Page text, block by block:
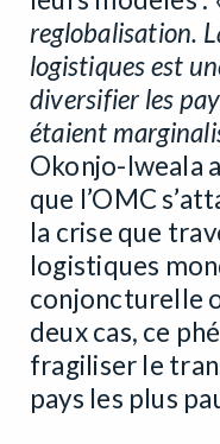
reglobalisation.
logistiques est
diversifier les
étaient
Okonjo-Iweala
que l’OMC
la crise que
logistiques
conjoncturelle
deux cas, ce
fragiliser le
pays les plus